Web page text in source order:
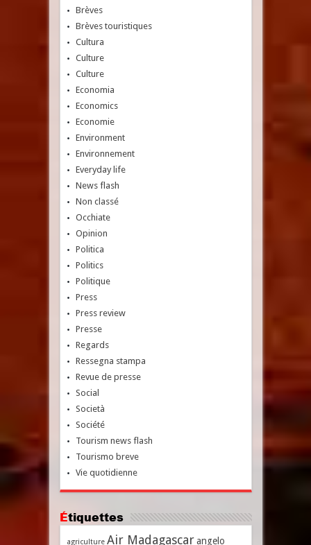
Brèves
Brèves touristiques
Cultura
Culture
Culture
Economia
Economics
Economie
Environment
Environnement
Everyday life
News flash
Non classé
Occhiate
Opinion
Politica
Politics
Politique
Press
Press review
Presse
Regards
Ressegna stampa
Revue de presse
Social
Società
Société
Tourism news flash
Tourismo breve
Vie quotidienne
Étiquettes
agriculture Air Madagascar angelo